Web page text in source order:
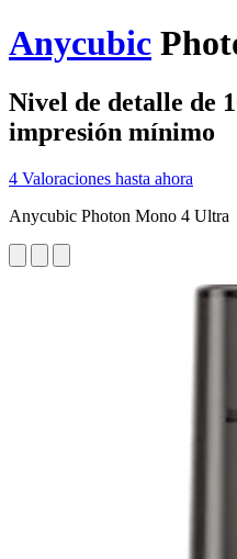
Anycubic
Nivel de detalle de
impresión mínimo
4 Valoraciones hasta ahora
Anycubic Photon Mono 4 Ultra